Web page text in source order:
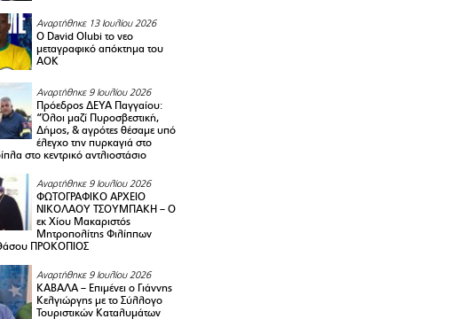
Αναρτήθηκε 13 Ιουλίου 2026
Ο David Olubi το νεο
μεταγραφικό απόκτημα του
ΑΟΚ
Αναρτήθηκε 9 Ιουλίου 2026
Πρόεδρος ΔΕΥΑ Παγγαίου:
“Όλοι μαζί Πυροσβεστική,
Δήμος, & αγρότες θέσαμε υπό
έλεγχο την πυρκαγιά στο
στο κεντρικό αντλιοστάσιο
Αναρτήθηκε 9 Ιουλίου 2026
ΦΩΤΟΓΡΑΦΙΚΟ ΑΡΧΕΙΟ
ΝΙΚΟΛΑΟΥ ΤΣΟΥΜΠΑΚΗ – Ο
εκ Χίου Μακαριστός
Μητροπολίτης Φιλίππων
ΠΡΟΚΟΠΙΟΣ
Αναρτήθηκε 9 Ιουλίου 2026
ΚΑΒΑΛΑ – Επιμένει ο Γιάννης
Κελγιώργης με το Σύλλογο
Τουριστικών Καταλυμάτων